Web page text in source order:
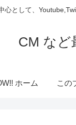
心として、
CM など
ホーム この